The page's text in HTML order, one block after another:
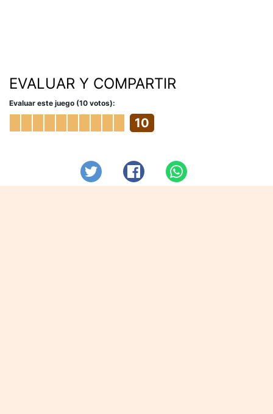
EVALUAR Y COMPARTIR
Evaluar este juego (10 votos):
10